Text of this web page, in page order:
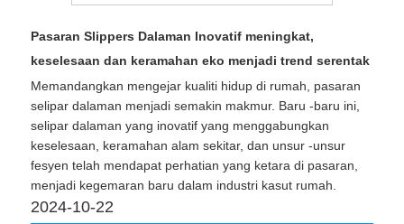
Pasaran Slippers Dalaman Inovatif meningkat,
keselesaan dan keramahan eko menjadi trend serentak
Memandangkan mengejar kualiti hidup di rumah, pasaran
selipar dalaman menjadi semakin makmur. Baru -baru ini,
selipar dalaman yang inovatif yang menggabungkan
keselesaan, keramahan alam sekitar, dan unsur -unsur
fesyen telah mendapat perhatian yang ketara di pasaran,
menjadi kegemaran baru dalam industri kasut rumah.
2024-10-22